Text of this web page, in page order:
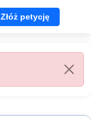
Złóż petycję